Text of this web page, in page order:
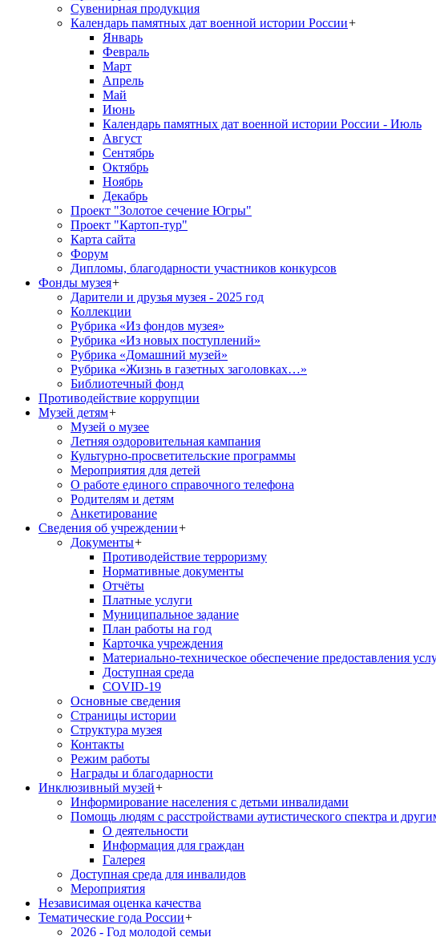
Сувенирная продукция
Календарь памятных дат военной истории России+
Январь
Февраль
Март
Апрель
Май
Июнь
Календарь памятных дат военной истории России - Июль
Август
Сентябрь
Октябрь
Ноябрь
Декабрь
Проект "Золотое сечение Югры"
Проект "Картоп-тур"
Карта сайта
Форум
Дипломы, благодарности участников конкурсов
Фонды музея+
Дарители и друзья музея - 2025 год
Коллекции
Рубрика «Из фондов музея»
Рубрика «Из новых поступлений»
Рубрика «Домашний музей»
Рубрика «Жизнь в газетных заголовках…»
Библиотечный фонд
Противодействие коррупции
Музей детям+
Музей о музее
Летняя оздоровительная кампания
Культурно-просветительские программы
Мероприятия для детей
О работе единого справочного телефона
Родителям и детям
Анкетирование
Сведения об учреждении+
Документы+
Противодействие терроризму
Нормативные документы
Отчёты
Платные услуги
Муниципальное задание
План работы на год
Карточка учреждения
Материально-техническое обеспечение предоставления
Доступная среда
COVID-19
Основные сведения
Страницы истории
Структура музея
Контакты
Режим работы
Награды и благодарности
Инклюзивный музей+
Информирование населения с детьми инвалидами
Помощь людям с расстройствами аутистического спектра и
О деятельности
Информация для граждан
Галерея
Доступная среда для инвалидов
Мероприятия
Независимая оценка качества
Тематические года России+
2026 - Год молодой семьи